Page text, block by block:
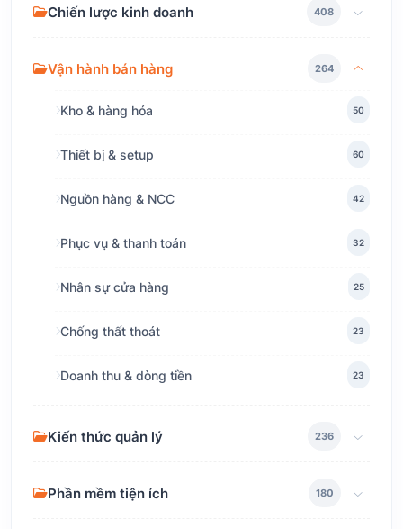
Chiến lược kinh doanh 408
Vận hành bán hàng 264
Kho & hàng hóa 50
Thiết bị & setup 60
Nguồn hàng & NCC 42
Phục vụ & thanh toán 32
Nhân sự cửa hàng 25
Chống thất thoát 23
Doanh thu & dòng tiền 23
Kiến thức quản lý 236
Phần mềm tiện ích 180